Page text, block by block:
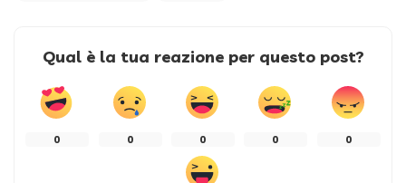
Qual è la tua reazione per questo post?
0 0 0 0 0